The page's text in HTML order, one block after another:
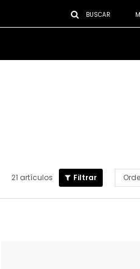
21 artículos